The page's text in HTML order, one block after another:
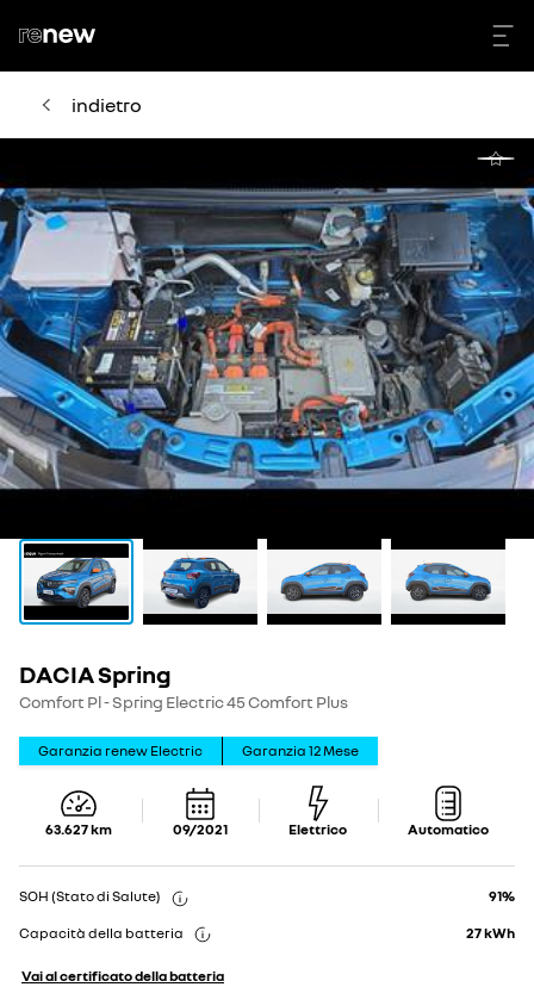
indietro
DACIA Spring
Comfort Pl - Spring Electric 45 Comfort Plus
Garanzia renew Electric Garanzia 12Mese
63.627km 09/2021 Elettrico Automatico
SOH (Stato di Salute)
Show
91%
Capacità della batteria
Show
27kWh
Vai al certificato della batteria